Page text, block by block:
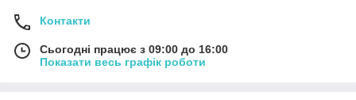
Контакти
Сьогодні працює з 09:00 до 16:00
Показати весь графік роботи